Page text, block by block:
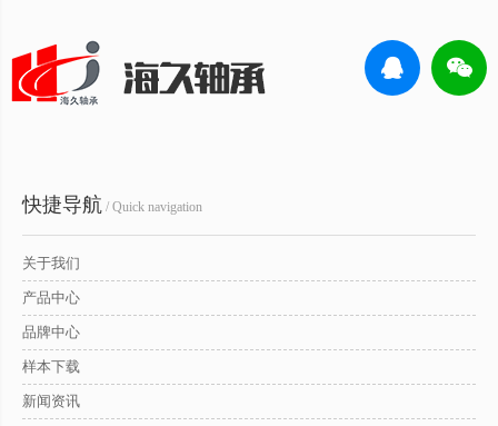
快捷导航 / Quick navigation
关于我们
产品中心
品牌中心
样本下载
新闻资讯